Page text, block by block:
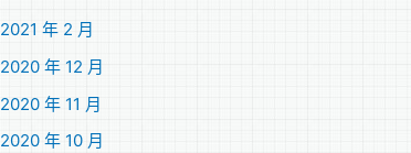
2021 年 2 月
2020 年 12 月
2020 年 11 月
2020 年 10 月